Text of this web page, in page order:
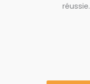
réussie.